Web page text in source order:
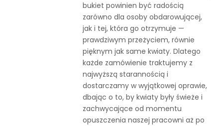
bukiet powinien być radością
zarówno dla osoby obdarowującej,
jak i tej, która go otrzymuje —
prawdziwym przeżyciem, równie
pięknym jak same kwiaty. Dlatego
każde zamówienie traktujemy z
najwyższą starannością i
dostarczamy w wyjątkowej oprawie,
dbając o to, by kwiaty były świeże i
zachwycające od momentu
opuszczenia naszej pracowni aż po